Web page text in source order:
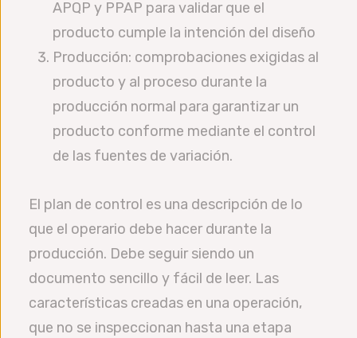
APQP y PPAP para validar que el
producto cumple la intención del diseño
Producción: comprobaciones exigidas al
producto y al proceso durante la
producción normal para garantizar un
producto conforme mediante el control
de las fuentes de variación.
El plan de control es una descripción de lo
que el operario debe hacer durante la
producción. Debe seguir siendo un
documento sencillo y fácil de leer. Las
características creadas en una operación,
que no se inspeccionan hasta una etapa